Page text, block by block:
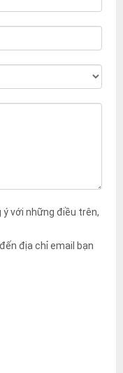
ý với những điều trên,
địa chỉ email bạn